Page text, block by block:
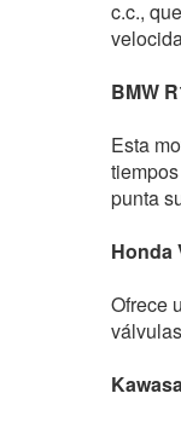
c.c.,
BMW
Esta
punta
Honda
Ofrece